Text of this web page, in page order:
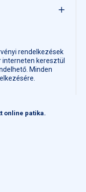
rendelkezések
interneten keresztül
Minden
online patika.